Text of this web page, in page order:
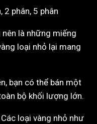
2 phân, 5 phân
là những miếng
loại nhỏ lại mang
bạn có thể bán một
bộ khối lượng lớn.
Các loại vàng nhỏ như